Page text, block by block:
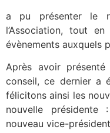
a pu présenter le
l’Association, tout
évènements auxquels
Après avoir présenté
conseil, ce dernier a
félicitons ainsi les
nouvelle
nouveau vice-